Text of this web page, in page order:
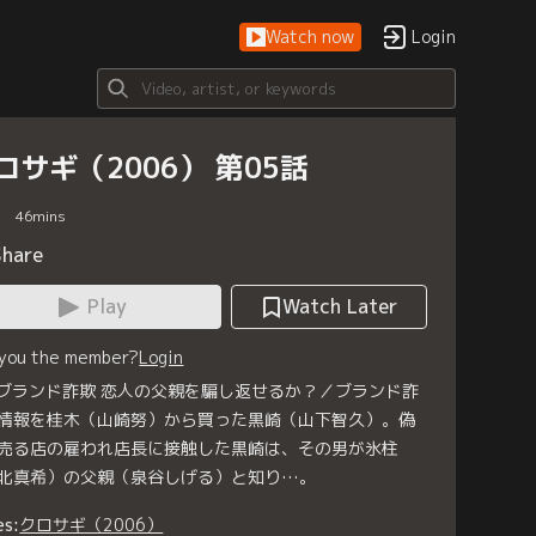
Watch now Login
サギ（2006） 第05話
46mins
Play
Watch Later
the member?Login
ランド詐欺 恋人の父親を騙し返せるか？／ブランド詐
報を桂木（山崎努）から買った黒崎（山下智久）。偽
る店の雇われ店長に接触した黒崎は、その男が氷柱
真希）の父親（泉谷しげる）と知り…。
クロサギ（2006）